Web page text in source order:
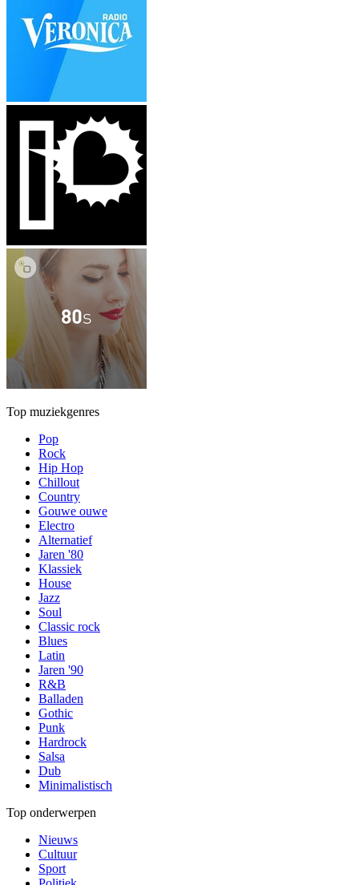
Top muziekgenres
Pop
Rock
Hip Hop
Chillout
Country
Gouwe ouwe
Electro
Alternatief
Jaren '80
Klassiek
House
Jazz
Soul
Classic rock
Blues
Latin
Jaren '90
R&B
Balladen
Gothic
Punk
Hardrock
Salsa
Dub
Minimalistisch
Top onderwerpen
Nieuws
Cultuur
Sport